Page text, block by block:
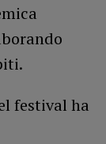
festival ha